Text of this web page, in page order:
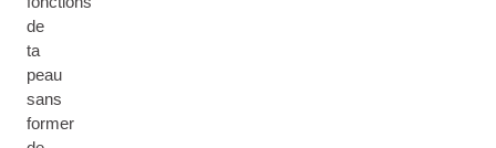
de
ta
peau
sans
former